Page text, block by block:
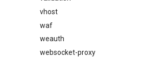
vhost
waf
weauth
websocket-proxy